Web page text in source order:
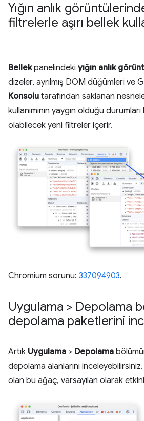
Yığın anlık
filtrelerle aşırı bellek
Bellekpanelindeki yığın anlık
dizeler, ayrılmış DOM düğümleri ve
Konsolu tarafından saklanan
kullanımının yaygın olduğu durumları
olabilecek yeni filtreler içerir.
Chromium sorunu: 337094903.
Uygulama > Depolama
depolama paketlerini
Artık Uygulama > Depolama
depolama alanlarını
olan bu ağaç, varsayılan olarak